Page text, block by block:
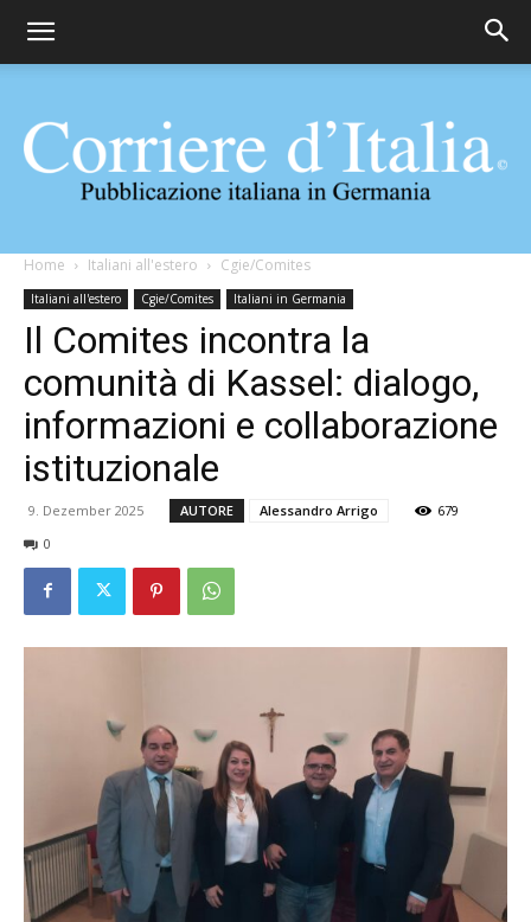
Corriere
d'Italia
Home Italiani all'estero Cgie/Comites
Italiani all'estero Cgie/Comites Italiani in Germania
Il Comites incontra la
comunità di Kassel: dialogo,
informazioni e collaborazione
istituzionale
9. Dezember 2025 AUTORE Alessandro Arrigo
679
0